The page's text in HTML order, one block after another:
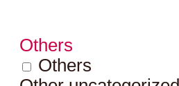
Others
Others